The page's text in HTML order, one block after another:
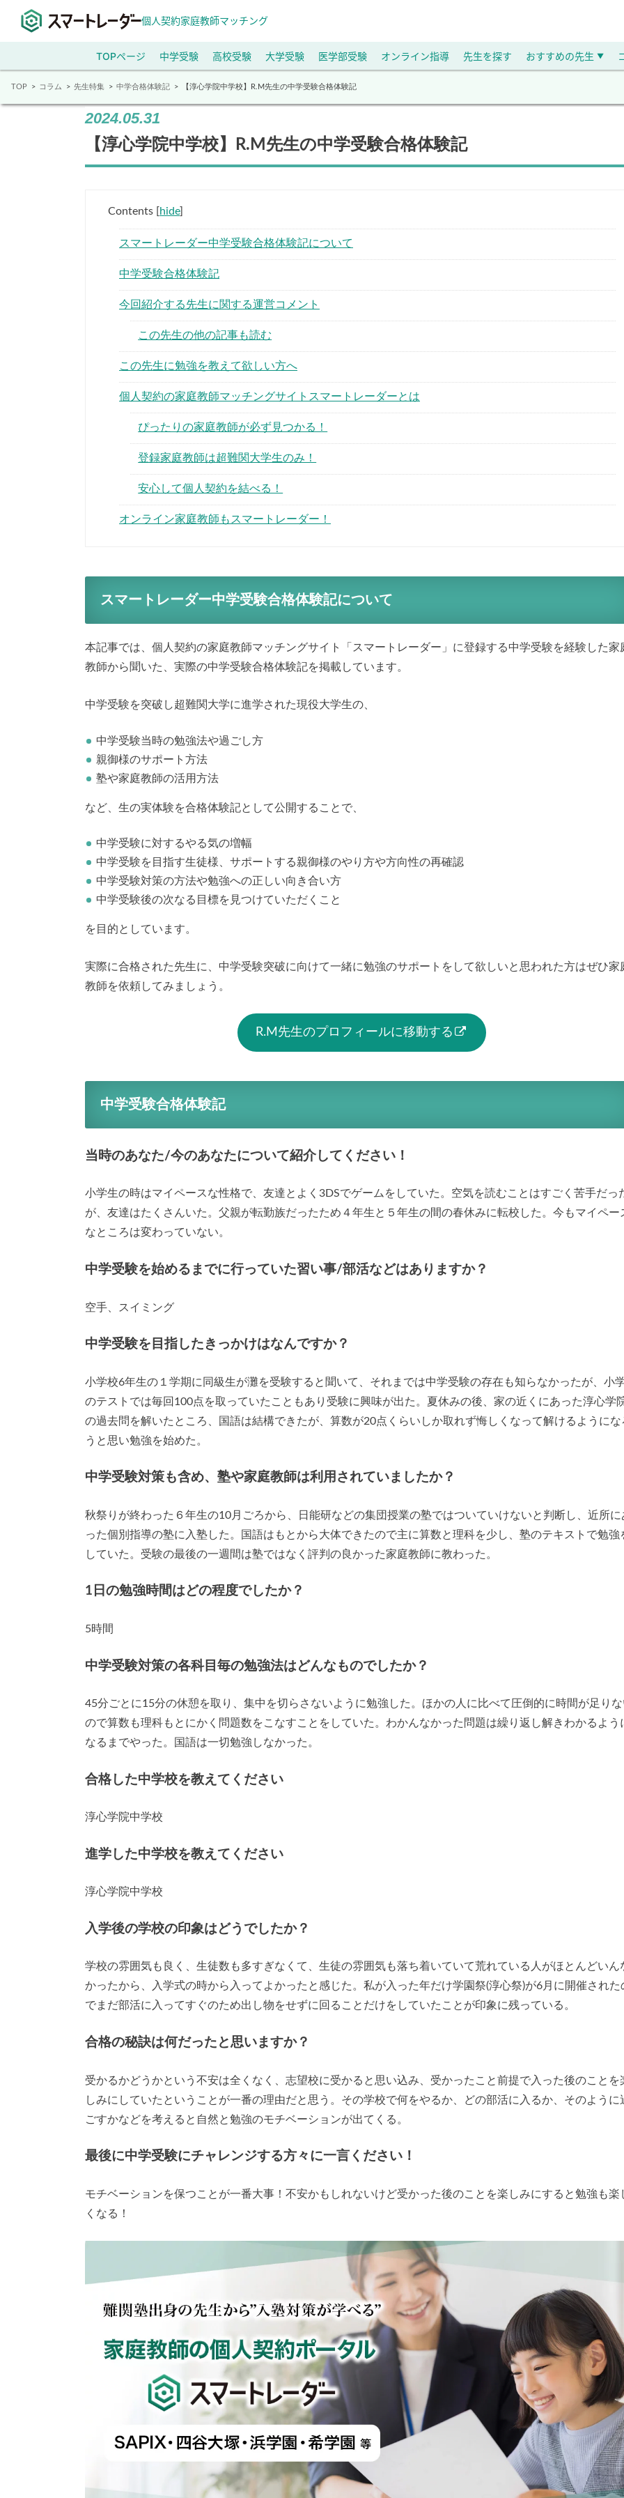
個人契約家庭教師マッチング
TOPページ 中学受験 高校受験 大学受験 医学部受験 オンライン指導 先生を探す おすすめの先生 ▼
TOP コラム 先生特集 中学合格体験記 【淳心学院中学校】R.M先生の中学受験合格体験記
2024.05.31
【淳心学院中学校】R.M先生の中学受験合格体験記
Contents [hide]
スマートレーダー中学受験合格体験記について
中学受験合格体験記
今回紹介する先生に関する運営コメント
この先生の他の記事も読む
この先生に勉強を教えて欲しい方へ
個人契約の家庭教師マッチングサイトスマートレーダーとは
ぴったりの家庭教師が必ず見つかる！
登録家庭教師は超難関大学生のみ！
安心して個人契約を結べる！
オンライン家庭教師もスマートレーダー！
スマートレーダー中学受験合格体験記について
本記事では、個人契約の家庭教師マッチングサイト「スマートレーダー」に登録する中学受験を経験した家
教師から聞いた、実際の中学受験合格体験記を掲載しています。
中学受験を突破し超難関大学に進学された現役大学生の、
中学受験当時の勉強法や過ごし方
親御様のサポート方法
塾や家庭教師の活用方法
など、生の実体験を合格体験記として公開することで、
中学受験に対するやる気の増幅
中学受験を目指す生徒様、サポートする親御様のやり方や方向性の再確認
中学受験対策の方法や勉強への正しい向き合い方
中学受験後の次なる目標を見つけていただくこと
を目的としています。
実際に合格された先生に、中学受験突破に向けて一緒に勉強のサポートをして欲しいと思われた方はぜひ家
教師を依頼してみましょう。
R.M先生のプロフィールに移動する
中学受験合格体験記
当時のあなた/今のあなたについて紹介してください！
小学生の時はマイペースな性格で、友達とよく3DSでゲームをしていた。空気を読むことはすごく苦手だっ
が、友達はたくさんいた。父親が転勤族だったため４年生と５年生の間の春休みに転校した。今もマイペー
なところは変わっていない。
中学受験を始めるまでに行っていた習い事/部活などはありますか？
空手、スイミング
中学受験を目指したきっかけはなんですか？
小学校6年生の１学期に同級生が灘を受験すると聞いて、それまでは中学受験の存在も知らなかったが、小
のテストでは毎回100点を取っていたこともあり受験に興味が出た。夏休みの後、家の近くにあった淳心学
の過去問を解いたところ、国語は結構できたが、算数が20点くらいしか取れず悔しくなって解けるようにな
うと思い勉強を始めた。
中学受験対策も含め、塾や家庭教師は利用されていましたか？
秋祭りが終わった６年生の10月ごろから、日能研などの集団授業の塾ではついていけないと判断し、近所に
った個別指導の塾に入塾した。国語はもとから大体できたので主に算数と理科を少し、塾のテキストで勉強
していた。受験の最後の一週間は塾ではなく評判の良かった家庭教師に教わった。
1日の勉強時間はどの程度でしたか？
5時間
中学受験対策の各科目毎の勉強法はどんなものでしたか？
45分ごとに15分の休憩を取り、集中を切らさないように勉強した。ほかの人に比べて圧倒的に時間が足り
ので算数も理科もとにかく問題数をこなすことをしていた。わかんなかった問題は繰り返し解きわかるよう
なるまでやった。国語は一切勉強しなかった。
合格した中学校を教えてください
淳心学院中学校
進学した中学校を教えてください
淳心学院中学校
入学後の学校の印象はどうでしたか？
学校の雰囲気も良く、生徒数も多すぎなくて、生徒の雰囲気も落ち着いていて荒れている人がほとんどいん
かったから、入学式の時から入ってよかったと感じた。私が入った年だけ学園祭(淳心祭)が6月に開催された
でまだ部活に入ってすぐのため出し物をせずに回ることだけをしていたことが印象に残っている。
合格の秘訣は何だったと思いますか？
受かるかどうかという不安は全くなく、志望校に受かると思い込み、受かったこと前提で入った後のことを
しみにしていたということが一番の理由だと思う。その学校で何をやるか、どの部活に入るか、そのように
ごすかなどを考えると自然と勉強のモチベーションが出てくる。
最後に中学受験にチャレンジする方々に一言ください！
モチベーションを保つことが一番大事！不安かもしれないけど受かった後のことを楽しみにすると勉強も楽
くなる！